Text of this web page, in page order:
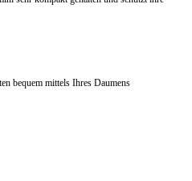
bequem mittels Ihres Daumens